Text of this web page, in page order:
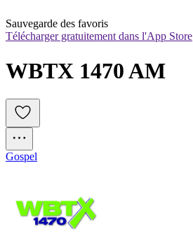
Sauvegarde des favoris
Télécharger gratuitement dans l'App Store
WBTX 1470 AM
Gospel